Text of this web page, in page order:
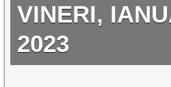
VINERI,
2023